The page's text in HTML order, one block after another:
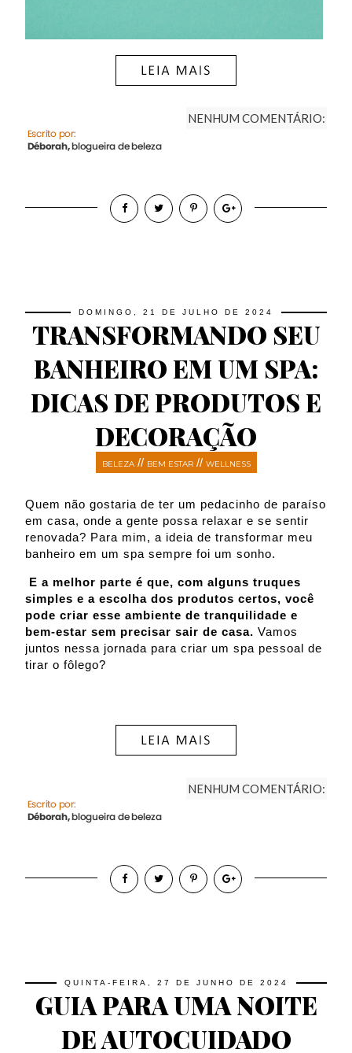
NENHUM COMENTÁRIO:
DOMINGO, 21 DE JULHO DE 2024
TRANSFORMANDO SEU
BANHEIRO EM UM SPA:
DICAS DE PRODUTOS E
DECORAÇÃO
BELEZA// BEM ESTAR// WELLNESS
Quem não gostaria de ter um pedacinho de paraíso
em casa, onde a gente possa relaxar e se sentir
renovada? Para mim, a ideia de transformar meu
banheiro em um spa sempre foi um sonho.
E a melhor parte é que, com alguns truques
simples e a escolha dos produtos certos, você
pode criar esse ambiente de tranquilidade e
bem-estar sem precisar sair de casa. Vamos
juntos nessa jornada para criar um spa pessoal de
tirar o fôlego?
NENHUM COMENTÁRIO:
QUINTA-FEIRA, 27 DE JUNHO DE 2024
GUIA PARA UMA NOITE
DE AUTOCUIDADO